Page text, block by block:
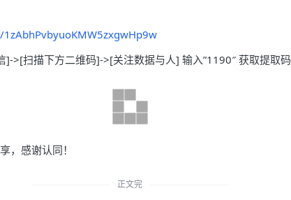
]->[扫描下方二维码]->[关注数据与人] 输入”1190″ 获取提取码
，感谢认同！
正文完